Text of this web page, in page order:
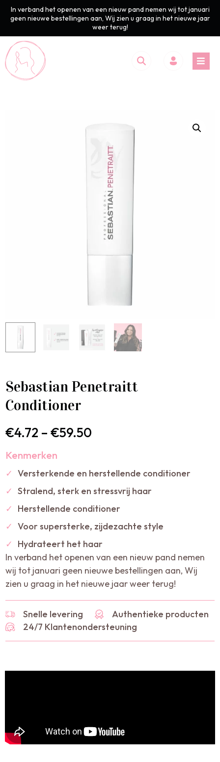
In verband het openen van een nieuw pand nemen wij tot januari
geen nieuwe bestellingen aan, Wij zien u graag in het nieuwe jaar
weer terug!
Sebastian Penetraitt
Conditioner
€4.72 –€59.50
Kenmerken
✓ Versterkende en herstellende conditioner
✓ Stralend, sterk en stressvrij haar
✓
Herstellende conditioner
✓ Voor supersterke, zijdezachte style
✓
Hydrateert het haar
In verband het openen van een nieuw pand nemen
wij tot januari geen nieuwe bestellingen aan, Wij
zien u graag in het nieuwe jaar weer terug!
Snelle levering
Authentieke producten
24/7 Klantenondersteuning